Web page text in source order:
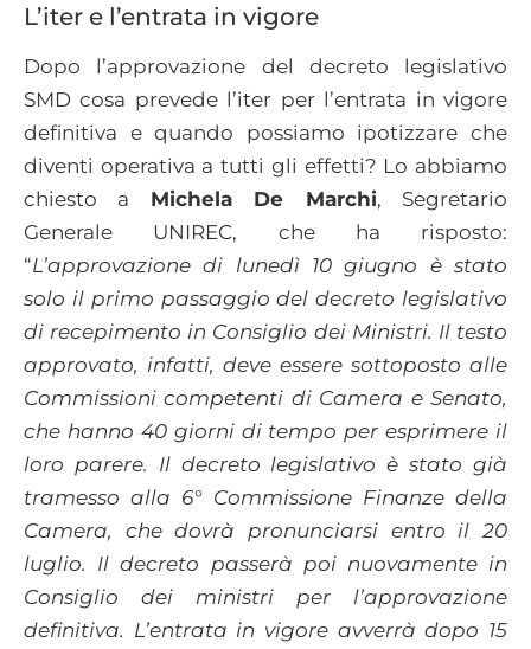
L’iter e l’entrata in vigore
Dopo l’approvazione del decreto legislativo
SMD cosa prevede l’iter per l’entrata in vigore
definitiva e quando possiamo ipotizzare che
diventi operativa a tutti gli effetti? Lo abbiamo
chiesto a Michela De Marchi, Segretario
Generale UNIREC, che ha risposto:
“L’approvazione di lunedì 10 giugno è stato
solo il primo passaggio del decreto legislativo
di recepimento in Consiglio dei Ministri. Il testo
approvato, infatti, deve essere sottoposto alle
Commissioni competenti di Camera e Senato,
che hanno 40 giorni di tempo per esprimere il
loro parere. Il decreto legislativo è stato già
tramesso alla 6° Commissione Finanze della
Camera, che dovrà pronunciarsi entro il 20
luglio. Il decreto passerà poi nuovamente in
Consiglio dei ministri per l’approvazione
definitiva. L’entrata in vigore avverrà dopo 15